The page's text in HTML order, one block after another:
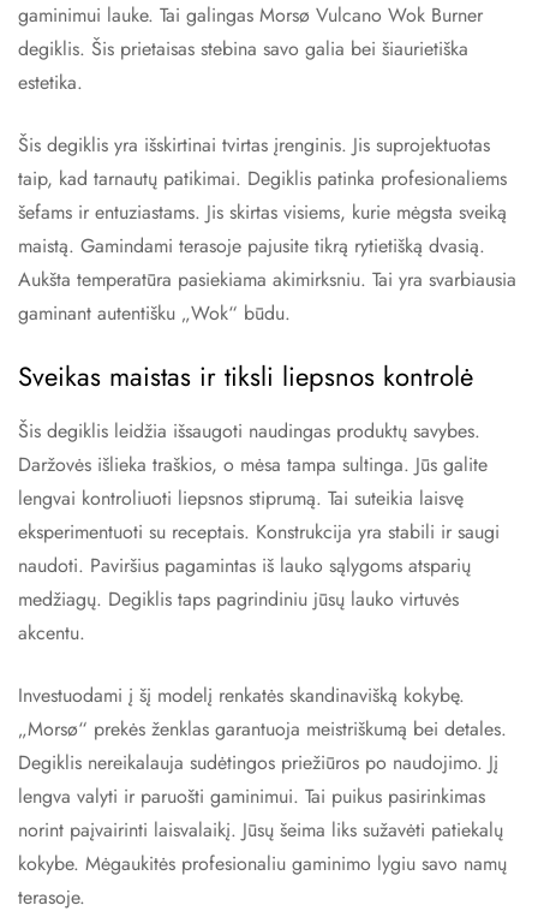
gaminimui lauke. Tai galingas Morsø Vulcano Wok Burner
degiklis. Šis prietaisas stebina savo galia bei šiaurietiška
estetika.
Šis degiklis yra išskirtinai tvirtas įrenginis. Jis suprojektuotas
taip, kad tarnautų patikimai. Degiklis patinka profesionaliems
šefams ir entuziastams. Jis skirtas visiems, kurie mėgsta sveiką
maistą. Gamindami terasoje pajusite tikrą rytietišką dvasią.
Aukšta temperatūra pasiekiama akimirksniu. Tai yra svarbiausia
gaminant autentišku „Wok“ būdu.
Sveikas maistas ir tiksli liepsnos kontrolė
Šis degiklis leidžia išsaugoti naudingas produktų savybes.
Daržovės išlieka traškios, o mėsa tampa sultinga. Jūs galite
lengvai kontroliuoti liepsnos stiprumą. Tai suteikia laisvę
eksperimentuoti su receptais. Konstrukcija yra stabili ir saugi
naudoti. Paviršius pagamintas iš lauko sąlygoms atsparių
medžiagų. Degiklis taps pagrindiniu jūsų lauko virtuvės
akcentu.
Investuodami į šį modelį renkatės skandinavišką kokybę.
„Morsø“ prekės ženklas garantuoja meistriškumą bei detales.
Degiklis nereikalauja sudėtingos priežiūros po naudojimo. Jį
lengva valyti ir paruošti gaminimui. Tai puikus pasirinkimas
norint paįvairinti laisvalaikį. Jūsų šeima liks sužavėti patiekalų
kokybe. Mėgaukitės profesionaliu gaminimo lygiu savo namų
terasoje.